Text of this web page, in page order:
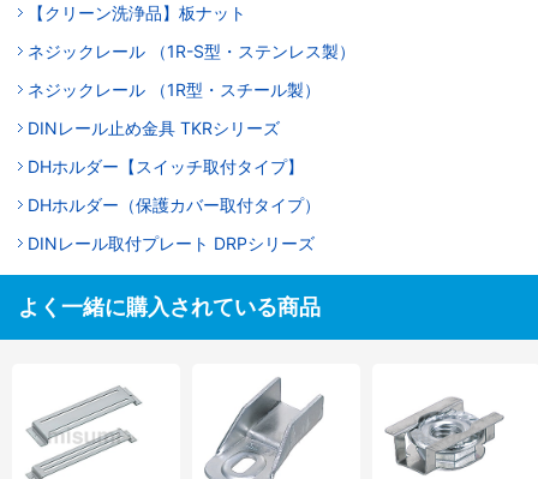
【クリーン洗浄品】板ナット
ネジックレール （1R-S型・ステンレス製）
ネジックレール （1R型・スチール製）
DINレール止め金具 TKRシリーズ
DHホルダー【スイッチ取付タイプ】
DHホルダー（保護カバー取付タイプ）
DINレール取付プレート DRPシリーズ
よく一緒に購入されている商品